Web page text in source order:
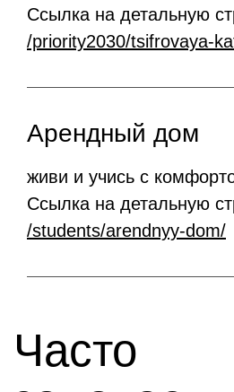
Ссылка на детальную
/priority2030/tsifrovaya-
Арендный дом
живи и учись с
Ссылка на детальную
/students/arendnyy-dom/
Часто